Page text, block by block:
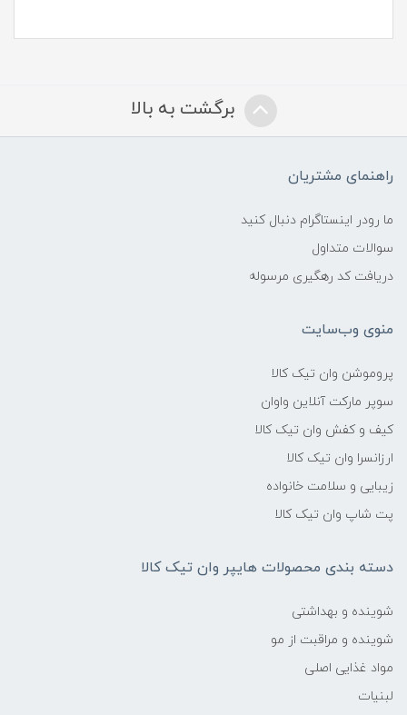
برگشت به بالا
راهنمای مشتریان
ما رودر اینستاگرام دنبال کنید
سوالات متداول
دریافت کد رهگیری مرسوله
منوی وب‌سایت
پروموشن وان تیک کالا
سوپر مارکت آنلاین واوان
کیف و کفش وان تیک کالا
ارزانسرا وان تیک کالا
زیبایی و سلامت خانواده
پت شاپ وان تیک کالا
دسته بندی محصولات هایپر وان تیک کالا
شوینده و بهداشتی
شوینده و مراقبت از مو
مواد غذایی اصلی
لبنیات